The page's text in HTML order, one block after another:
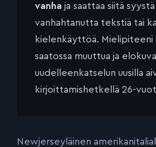
vanha ja saattaa siitä syystä
vanhahtanutta tekstiä tai
kielenkäyttöä. Mielipiteeni
saatossa muuttua ja
uudelleenkatselun uusilla
kirjoittamishetkellä 26-
Newjerseyläinen